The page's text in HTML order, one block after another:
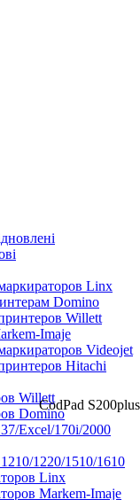
Linx
Domino
Willett
Imaje
Videojet
Hitachi
Willett
Domino
Excel/170i/2000
1220/1510/1610
Linx
Markem-Imaje
CodPad S200plus